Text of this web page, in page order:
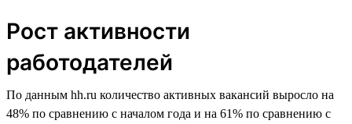
Рост активности
работодателей
По данным hh.ru количество активных вакансий выросло на
48% по сравнению с началом года и на 61% по сравнению с